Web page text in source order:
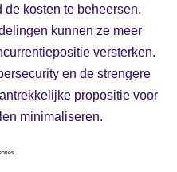
kosten te beheersen.
kunnen ze meer
versterken.
en de strengere
propositie voor
minimaliseren.